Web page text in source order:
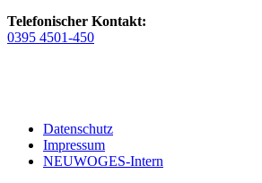
Telefonischer Kontakt:
0395 4501-450
Datenschutz
Impressum
NEUWOGES-Intern